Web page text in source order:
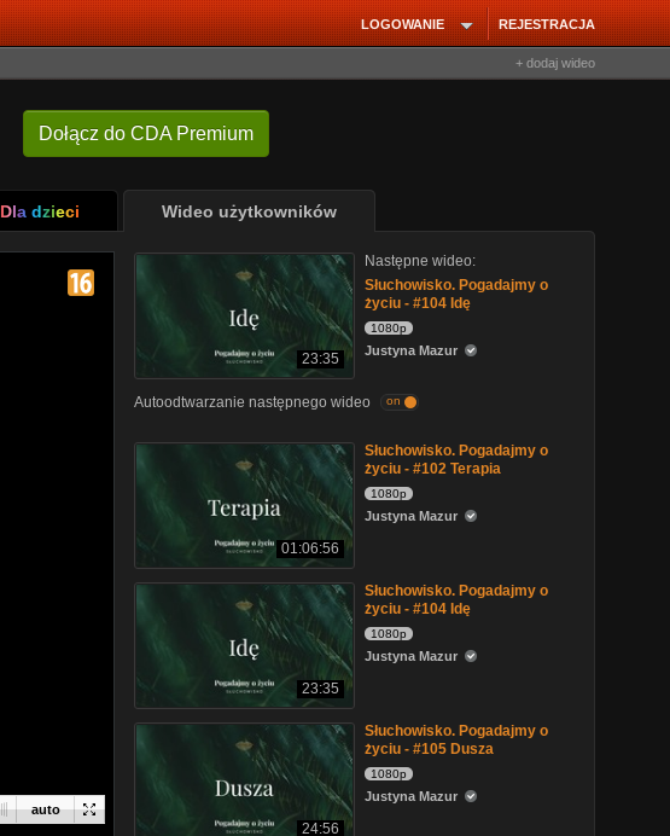
REJESTRACJA
LOGOWANIE
+ dodaj wideo
Dołącz do CDA Premium
Dla dzieci Wideo użytkowników
auto
23:35
Następne wideo:
Słuchowisko. Pogadajmy o
życiu - #104 Idę
1080p
Justyna Mazur
Autoodtwarzanie następnego wideo on
01:06:56
Słuchowisko. Pogadajmy o
życiu - #102 Terapia
1080p
Justyna Mazur
23:35
Słuchowisko. Pogadajmy o
życiu - #104 Idę
1080p
Justyna Mazur
24:56
Słuchowisko. Pogadajmy o
życiu - #105 Dusza
1080p
Justyna Mazur